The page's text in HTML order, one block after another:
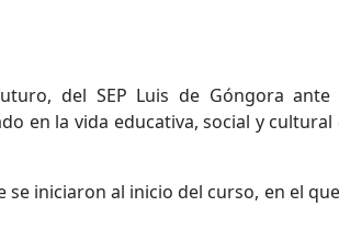
del SEP Luis de Góngora ante
en la vida educativa, social y cultural
iniciaron al inicio del curso, en el